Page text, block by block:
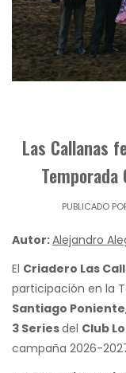
Las Callanas
PUBLICADO
Autor:Alejandro
El Criadero Las
participación en la
Santiago Poniente
3 Seriesdel Club
campaña 2026-